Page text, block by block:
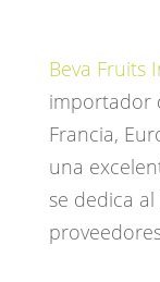
Beva Fruits
importador
Francia,
una
se dedica